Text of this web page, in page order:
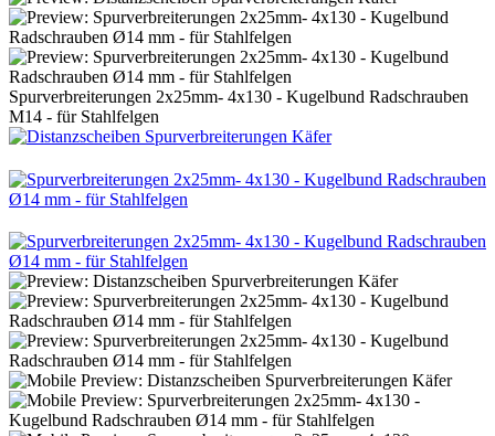
Spurverbreiterungen 2x25mm- 4x130 - Kugelbund Radschrauben
M14 - für Stahlfelgen